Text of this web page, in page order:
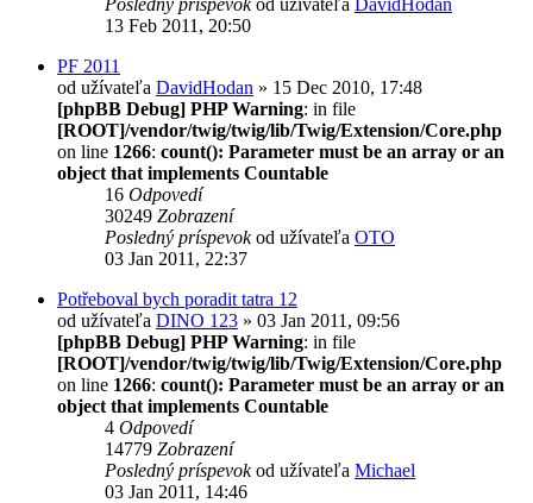
13 Feb 2011, 20:50
PF 2011
od užívateľa DavidHodan » 15 Dec 2010, 17:48
[phpBB Debug] PHP Warning: in file
[ROOT]/vendor/twig/twig/lib/Twig/Extension/Core.php
on line 1266: count(): Parameter must be an array or an
object that implements Countable
16 Odpovedí
30249 Zobrazení
Posledný príspevokod užívateľa OTO
03 Jan 2011, 22:37
Potřeboval bych poradit tatra 12
od užívateľa DINO 123 » 03 Jan 2011, 09:56
[phpBB Debug] PHP Warning: in file
[ROOT]/vendor/twig/twig/lib/Twig/Extension/Core.php
on line 1266: count(): Parameter must be an array or an
object that implements Countable
4 Odpovedí
14779 Zobrazení
Posledný príspevokod užívateľa Michael
03 Jan 2011, 14:46